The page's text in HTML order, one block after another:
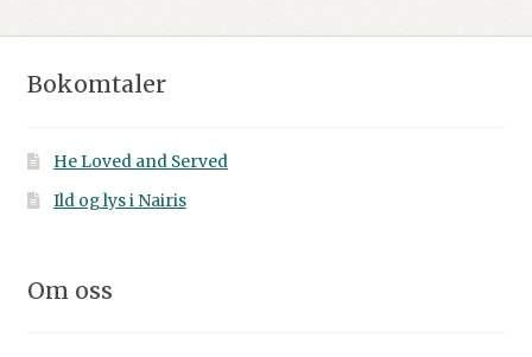
Bokomtaler
He Loved and Served
Ild og lys i Nairis
Om oss